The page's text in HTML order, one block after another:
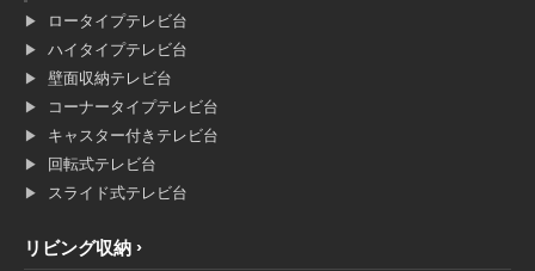
ロータイプテレビ台
ハイタイプテレビ台
壁面収納テレビ台
コーナータイプテレビ台
キャスター付きテレビ台
回転式テレビ台
スライド式テレビ台
リビング収納